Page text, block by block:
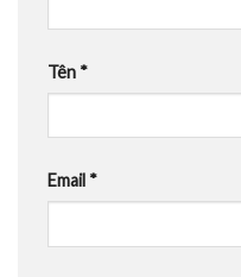
Tên *
Email *